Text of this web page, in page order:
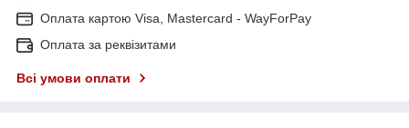
Оплата картою Visa, Mastercard - WayForPay
Оплата за реквізитами
Всі умови оплати